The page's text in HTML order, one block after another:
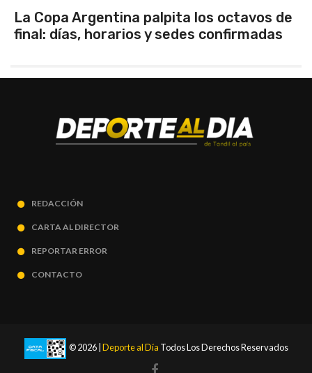
los octavos de
confirmadas
Los seleccionados Sub
Tandil ganaron en el
REDACCIÓN
CARTA AL DIRECTOR
REPORTAR ERROR
CONTACTO
© 2026 | Deporte al Día Todos Los Derechos Reservados